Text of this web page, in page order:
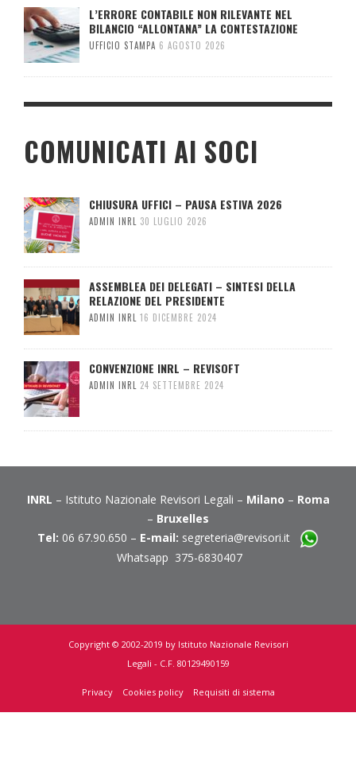
L’ERRORE CONTABILE NON RILEVANTE NEL
BILANCIO “ALLONTANA” LA CONTESTAZIONE
UFFICIO STAMPA 6 AGOSTO 2026
COMUNICATI AI SOCI
CHIUSURA UFFICI – PAUSA ESTIVA 2026
ADMIN INRL 30 LUGLIO 2026
ASSEMBLEA DEI DELEGATI – SINTESI DELLA
RELAZIONE DEL PRESIDENTE
ADMIN INRL 16 DICEMBRE 2024
CONVENZIONE INRL – REVISOFT
ADMIN INRL 24 SETTEMBRE 2024
INRL – Istituto Nazionale Revisori Legali – Milano – Roma
– Bruxelles
Tel: 06 67.90.650 – E-mail: segreteria@revisori.it
Whatsapp 375-6830407
Copyright © 2002-2019 by Istituto Nazionale Revisori
Legali - C.F. 80129490159
Privacy Cookies policy Requisiti di sistema